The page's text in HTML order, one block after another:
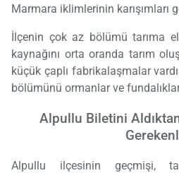
Marmara iklimlerinin karışımları
İlçenin çok az bölümü tarıma
kaynağını orta oranda tarım
küçük çaplı fabrikalaşmalar
bölümünü ormanlar ve
Alpullu Biletini
Alpullu ilçesinin geçmişi,